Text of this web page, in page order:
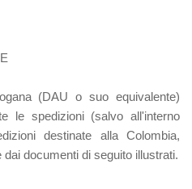
(DAU o suo equivalente)
le spedizioni (salvo all'interno
destinate alla Colombia,
documenti di seguito illustrati.